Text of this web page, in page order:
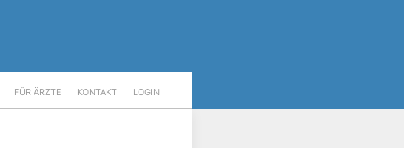
FÜR ÄRZTE KONTAKT LOGIN